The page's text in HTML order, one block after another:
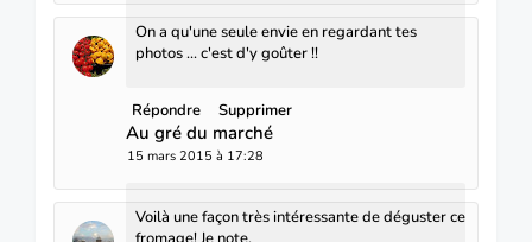
On a qu'une seule envie en regardant tes
photos ... c'est d'y goûter !!
Répondre Supprimer
Au gré du marché
15 mars 2015 à 17:28
Voilà une façon très intéressante de déguster ce